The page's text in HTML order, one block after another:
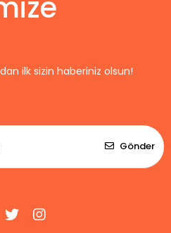
ilk sizin haberiniz olsun!
Gönder